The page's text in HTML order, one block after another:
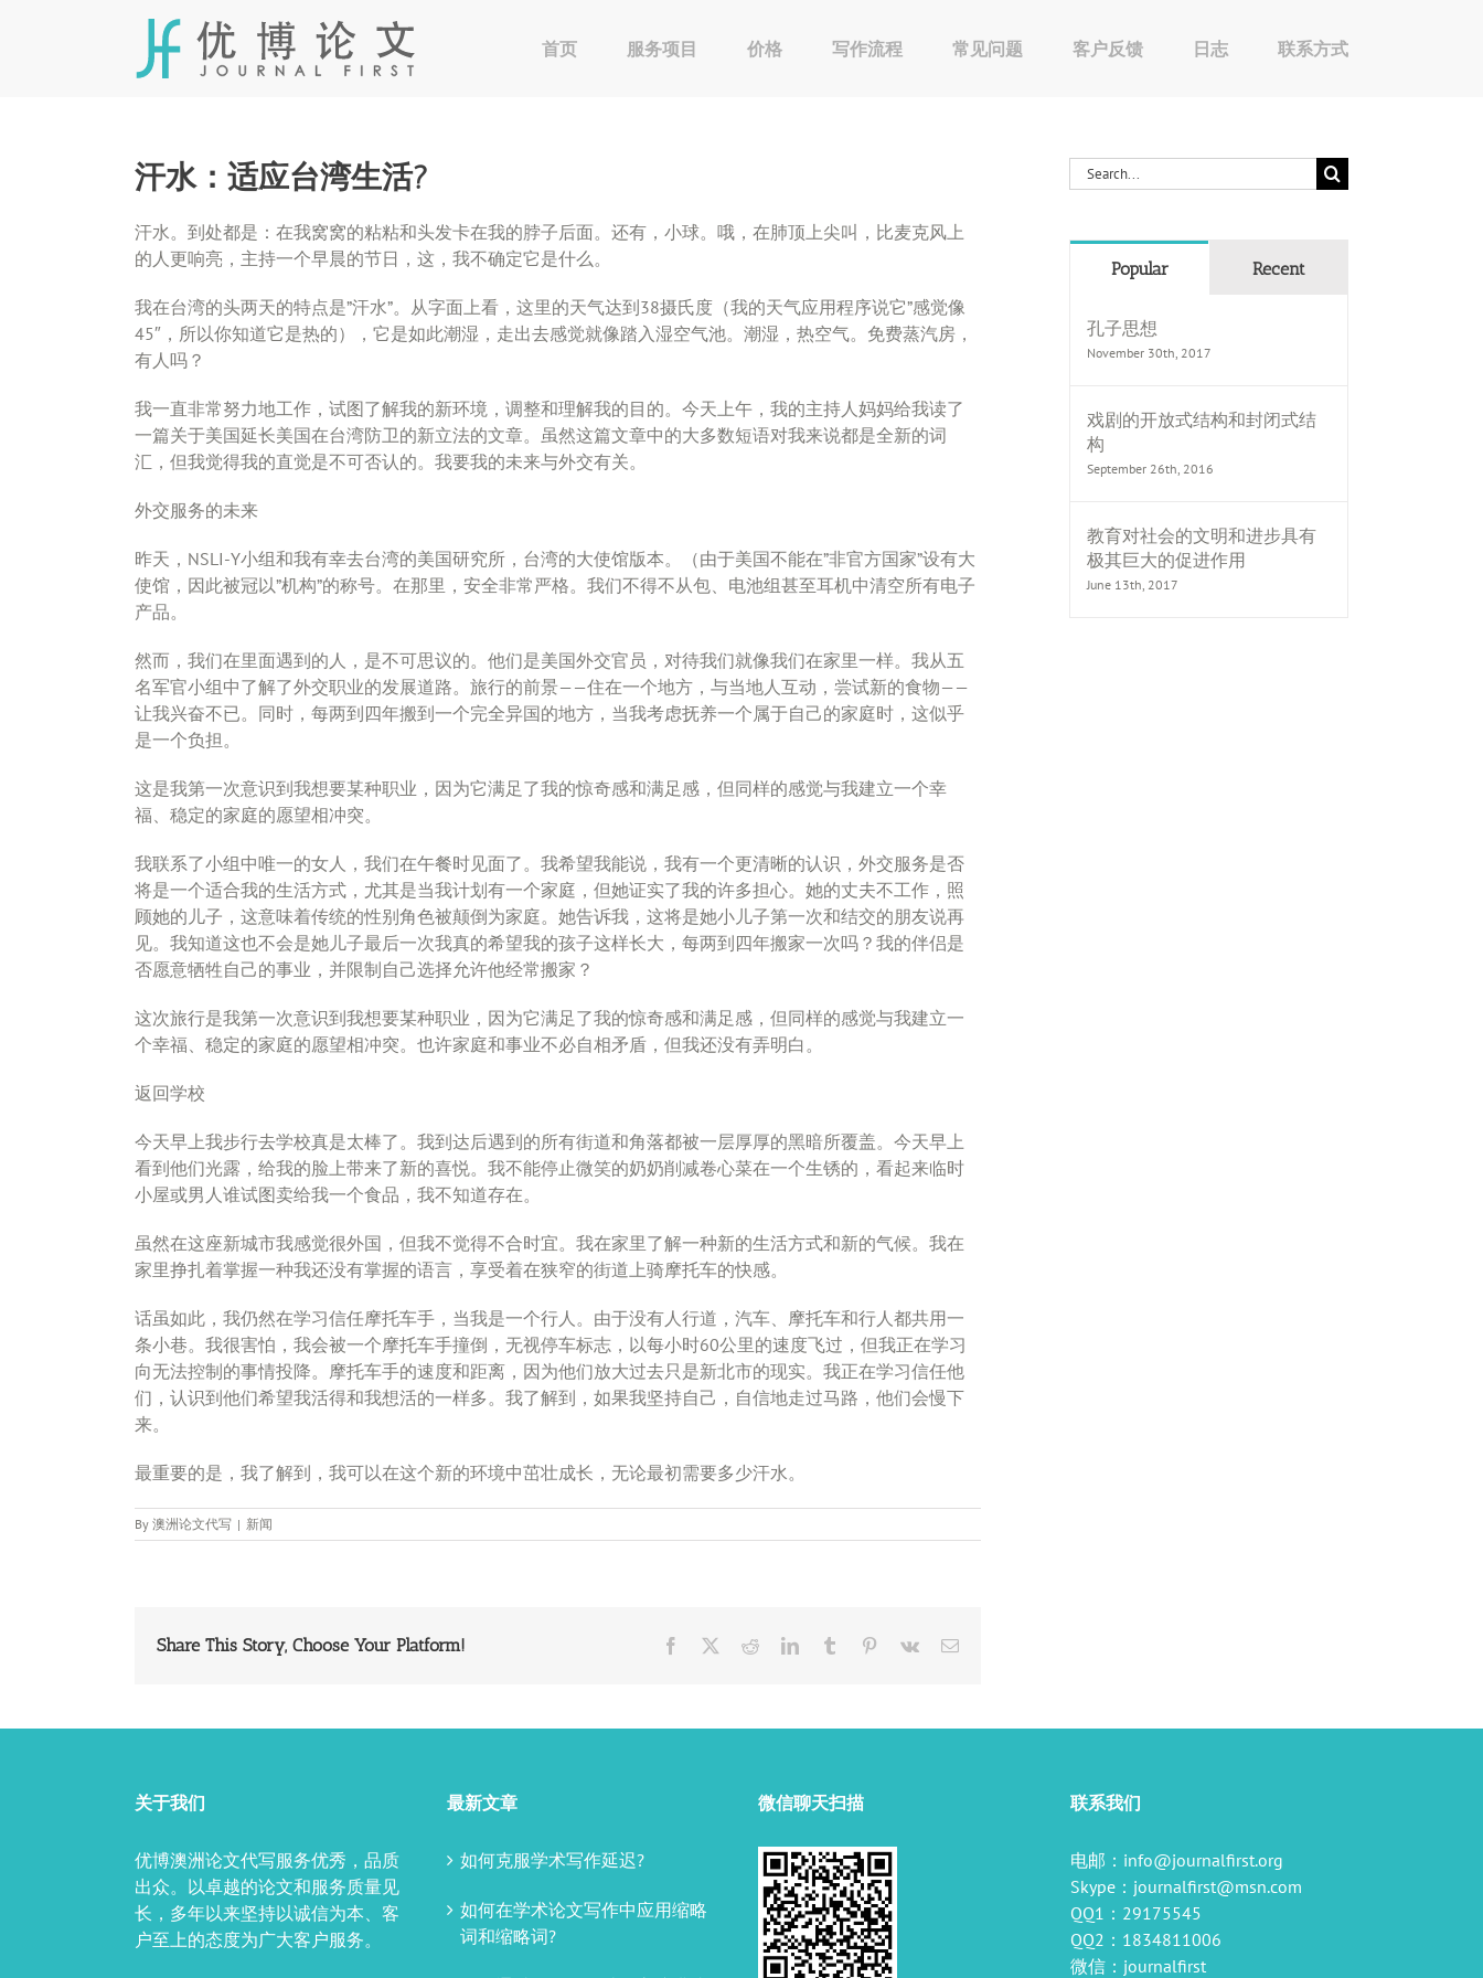
首页 服务项目 价格 写作流程 常见问题 客户反馈 日志 联系方式
汗水：适应台湾生活?
汗水。到处都是：在我窝窝的粘粘和头发卡在我的脖子后面。还有，小球。哦，在肺顶上尖叫，比麦克风上
的人更响亮，主持一个早晨的节日，这，我不确定它是什么。
我在台湾的头两天的特点是”汗水”。从字面上看，这里的天气达到38摄氏度（我的天气应用程序说它”感觉像
45″，所以你知道它是热的），它是如此潮湿，走出去感觉就像踏入湿空气池。潮湿，热空气。免费蒸汽房，
有人吗？
我一直非常努力地工作，试图了解我的新环境，调整和理解我的目的。今天上午，我的主持人妈妈给我读了
一篇关于美国延长美国在台湾防卫的新立法的文章。虽然这篇文章中的大多数短语对我来说都是全新的词
汇，但我觉得我的直觉是不可否认的。我要我的未来与外交有关。
外交服务的未来
昨天，NSLI-Y小组和我有幸去台湾的美国研究所，台湾的大使馆版本。（由于美国不能在”非官方国家”设有大
使馆，因此被冠以”机构”的称号。在那里，安全非常严格。我们不得不从包、电池组甚至耳机中清空所有电子
产品。
然而，我们在里面遇到的人，是不可思议的。他们是美国外交官员，对待我们就像我们在家里一样。我从五
名军官小组中了解了外交职业的发展道路。旅行的前景——住在一个地方，与当地人互动，尝试新的食物——
让我兴奋不已。同时，每两到四年搬到一个完全异国的地方，当我考虑抚养一个属于自己的家庭时，这似乎
是一个负担。
这是我第一次意识到我想要某种职业，因为它满足了我的惊奇感和满足感，但同样的感觉与我建立一个幸
福、稳定的家庭的愿望相冲突。
我联系了小组中唯一的女人，我们在午餐时见面了。我希望我能说，我有一个更清晰的认识，外交服务是否
将是一个适合我的生活方式，尤其是当我计划有一个家庭，但她证实了我的许多担心。她的丈夫不工作，照
顾她的儿子，这意味着传统的性别角色被颠倒为家庭。她告诉我，这将是她小儿子第一次和结交的朋友说再
见。我知道这也不会是她儿子最后一次我真的希望我的孩子这样长大，每两到四年搬家一次吗？我的伴侣是
否愿意牺牲自己的事业，并限制自己选择允许他经常搬家？
这次旅行是我第一次意识到我想要某种职业，因为它满足了我的惊奇感和满足感，但同样的感觉与我建立一
个幸福、稳定的家庭的愿望相冲突。也许家庭和事业不必自相矛盾，但我还没有弄明白。
返回学校
今天早上我步行去学校真是太棒了。我到达后遇到的所有街道和角落都被一层厚厚的黑暗所覆盖。今天早上
看到他们光露，给我的脸上带来了新的喜悦。我不能停止微笑的奶奶削减卷心菜在一个生锈的，看起来临时
小屋或男人谁试图卖给我一个食品，我不知道存在。
虽然在这座新城市我感觉很外国，但我不觉得不合时宜。我在家里了解一种新的生活方式和新的气候。我在
家里挣扎着掌握一种我还没有掌握的语言，享受着在狭窄的街道上骑摩托车的快感。
话虽如此，我仍然在学习信任摩托车手，当我是一个行人。由于没有人行道，汽车、摩托车和行人都共用一
条小巷。我很害怕，我会被一个摩托车手撞倒，无视停车标志，以每小时60公里的速度飞过，但我正在学习
向无法控制的事情投降。摩托车手的速度和距离，因为他们放大过去只是新北市的现实。我正在学习信任他
们，认识到他们希望我活得和我想活的一样多。我了解到，如果我坚持自己，自信地走过马路，他们会慢下
来。
最重要的是，我了解到，我可以在这个新的环境中茁壮成长，无论最初需要多少汗水。
By 澳洲论文代写 | 新闻
Share This Story, Choose Your Platform! Facebook RedditLinkedInTumblr Pinterest
Vk Email
Search
for:
Popular Recent
孔子思想
November 30th, 2017
戏剧的开放式结构和封闭式结
构
September 26th, 2016
教育对社会的文明和进步具有
极其巨大的促进作用
June 13th, 2017
关于我们
优博澳洲论文代写服务优秀，品质
出众。以卓越的论文和服务质量见
长，多年以来坚持以诚信为本、客
户至上的态度为广大客户服务。
最新文章
如何克服学术写作延迟?
如何在学术论文写作中应用缩略
词和缩略词?
微信聊天扫描 联系我们
电邮： info@journalfirst.org
Skype： journalfirst@msn.com
QQ1：29175545
QQ2：1834811006
微信：journalfirst